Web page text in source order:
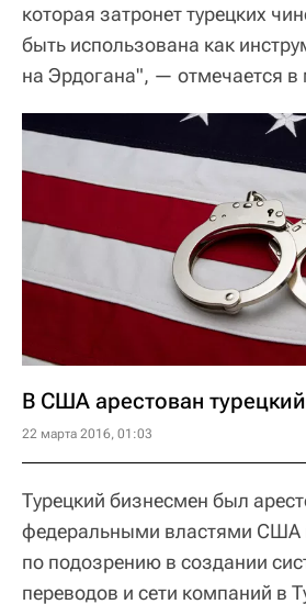
которая затронет турецких
быть использована как
на Эрдогана", — отмечается в
В США арестован
22 марта 2016, 01:03
Турецкий бизнесмен был
федеральными властями США
по подозрению в создании
переводов и сети компаний в